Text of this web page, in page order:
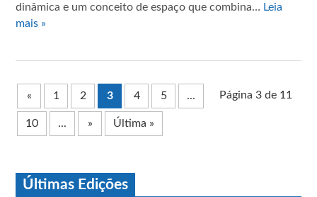
dinâmica e um conceito de espaço que combina… Leia
mais »
Página 3 de 11
« 1 2 3 4 5 ...
10 ... » Última »
Últimas Edições